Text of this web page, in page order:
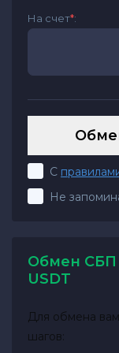
На счет*:
С
Не
Обмен СБП
USDT
Для обмена
шагов: